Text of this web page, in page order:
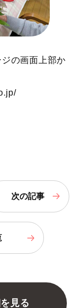
の画面上部か
次の記事
見る